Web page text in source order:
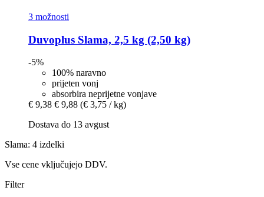
3 možnosti
Duvoplus Slama, 2,5 kg (2,50 kg)
-5%
100% naravno
prijeten vonj
absorbira neprijetne vonjave
€ 9,38 € 9,88 (€ 3,75 / kg)
Dostava do 13 avgust
Slama: 4 izdelki
Vse cene vključujejo DDV.
Filter